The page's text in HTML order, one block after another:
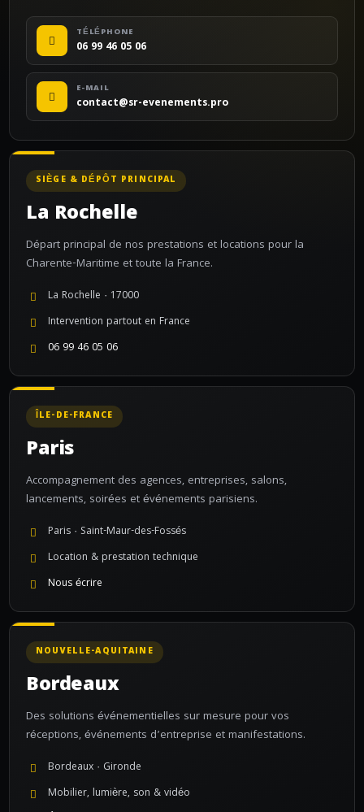
TÉLÉPHONE
06 99 46 05 06
E-MAIL
contact@sr-evenements.pro
SIÈGE & DÉPÔT PRINCIPAL
La Rochelle
Départ principal de nos prestations et locations pour la
Charente-Maritime et toute la France.
La Rochelle · 17000
Intervention partout en France
06 99 46 05 06
ÎLE-DE-FRANCE
Paris
Accompagnement des agences, entreprises, salons,
lancements, soirées et événements parisiens.
Paris · Saint-Maur-des-Fossés
Location & prestation technique
Nous écrire
NOUVELLE-AQUITAINE
Bordeaux
Des solutions événementielles sur mesure pour vos
réceptions, événements d’entreprise et manifestations.
Bordeaux · Gironde
Mobilier, lumière, son & vidéo